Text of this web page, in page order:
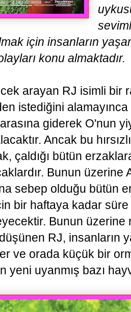
için insanların
konu almaktadır.
arayan RJ isimli bir
istediğini
giderek O'nun
Ancak bu
çaldığı bütün
Bunun üzerine
sebep olduğu bütün
bir haftaya kadar
Bunun üzerine
RJ, insanların
ve orada küçük bir
yeni uyanmış bazı